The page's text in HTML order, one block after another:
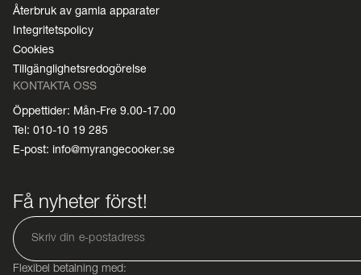
Återbruk av gamla apparater
Integritetspolicy
Cookies
Tillgänglighetsredogörelse
KONTAKTA OSS
Öppettider: Mån-Fre 9.00-17.00
Tel: 010-10 19 285
E-post: info@myrangecooker.se
Få nyheter först!
Flexibel betalning med: